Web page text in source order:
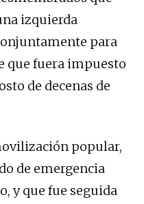
izquierda
para
que fuera impuesto
de decenas de
popular,
de emergencia
y que fue seguida